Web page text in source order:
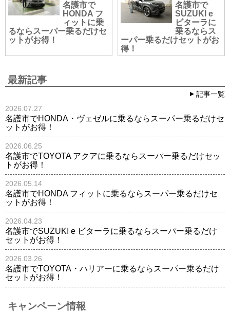
名護市で
HONDA フ
ィットに乗
るならスーパー乗るだけセ
ットがお得！
名護市で
SUZUKI e
ビターラに
乗るならス
ーパー乗るだけセットがお
得！
最新記事
記事一覧
2026.07.27
名護市でHONDA・ヴェゼルに乗るならスーパー乗るだけセ
ットがお得！
2026.06.25
名護市でTOYOTA アクアに乗るならスーパー乗るだけセッ
トがお得！
2026.05.14
名護市でHONDA フィットに乗るならスーパー乗るだけセ
ットがお得！
2026.04.23
名護市でSUZUKI e ビターラに乗るならスーパー乗るだけ
セットがお得！
2026.03.26
名護市でTOYOTA・ハリアーに乗るならスーパー乗るだけ
セットがお得！
キャンペーン情報